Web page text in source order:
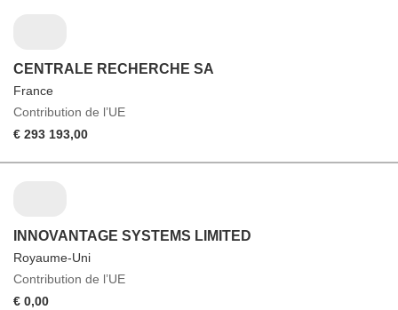
CENTRALE RECHERCHE SA
France
Contribution de l’UE
€ 293 193,00
INNOVANTAGE SYSTEMS LIMITED
Royaume-Uni
Contribution de l’UE
€ 0,00